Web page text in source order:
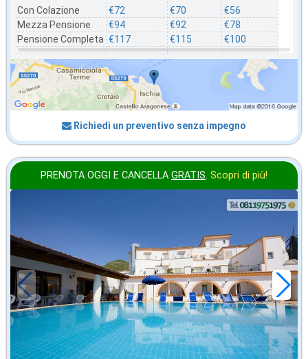
Con Colazione
Mezza Pensione
Pensione Completa
€72
€94
€117
€70
€92
€115
€56
€78
€100
Richiedi un preventivo senza impegno
PRENOTA OGGI E CANCELLA GRATIS. Scopri di più!
in offerta da
€42,71
a notte